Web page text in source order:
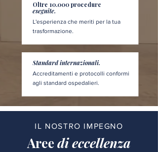
Oltre 10.000 procedure
eseguite.
L'esperienza che meriti per la tua
trasformazione.
Standard internazionali.
Accreditamenti e protocolli conformi
agli standard ospedalieri.
IL NOSTRO IMPEGNO
Aree di eccellenza